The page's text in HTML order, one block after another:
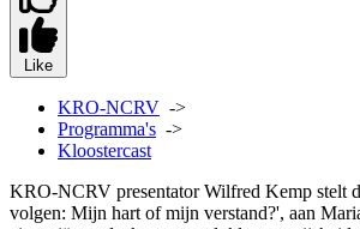
Like
KRO-NCRV ->
Programma's ->
Kloostercast
KRO-NCRV presentator Wilfred Kemp stelt
volgen: Mijn hart of mijn verstand?', aan